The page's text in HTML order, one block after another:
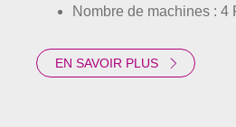
Nombre de machines : 4
EN SAVOIR PLUS